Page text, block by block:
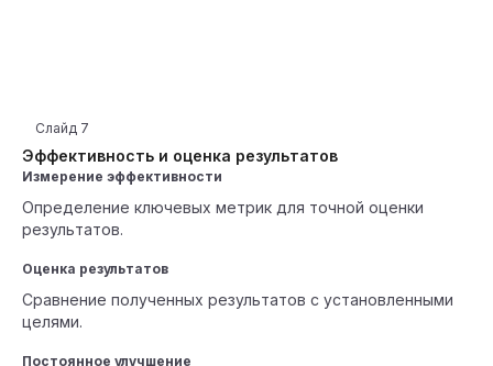
Эффективность и оценка результатов
Слайд 7
Измерение эффективности
Определение ключевых метрик для точной оценки
результатов.
Оценка результатов
Сравнение полученных результатов с установленными
целями.
Постоянное улучшение